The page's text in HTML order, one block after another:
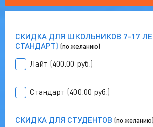
СКИДКА ДЛЯ ШКОЛЬНИКОВ 7-17
СТАНДАРТ) (по желанию)
Лайт (400.00 руб.)
Стандарт (400.00 руб.)
СКИДКА ДЛЯ СТУДЕНТОВ (по желанию)